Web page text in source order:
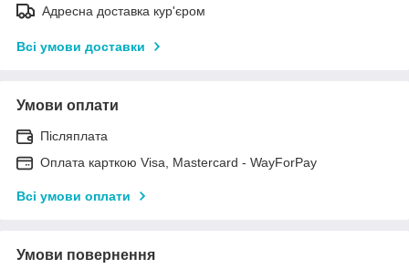
Адресна доставка кур'єром
Всі умови доставки
Умови оплати
Післяплата
Оплата карткою Visa, Mastercard - WayForPay
Всі умови оплати
Умови повернення